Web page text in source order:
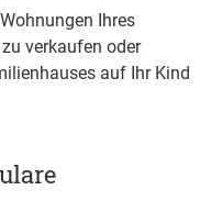
Ihres
verkaufen oder
auf Ihr Kind